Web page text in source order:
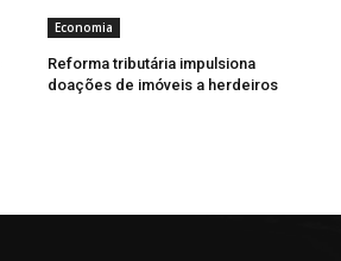
Economia
Reforma tributária impulsiona
doações de imóveis a herdeiros